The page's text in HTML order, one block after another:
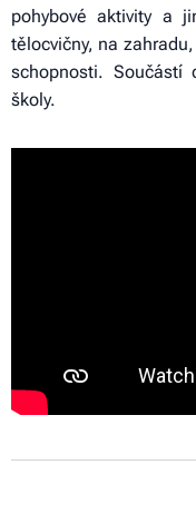
pohybové aktivity a
tělocvičny, na
schopnosti.
školy.